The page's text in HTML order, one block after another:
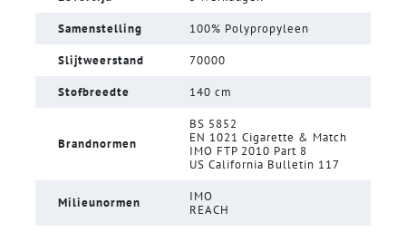
Samenstelling 100% Polypropyleen
Slijtweerstand 70000
Stofbreedte 140 cm
Brandnormen
BS 5852
EN 1021 Cigarette & Match
IMO FTP 2010 Part 8
US California Bulletin 117
Milieunormen
IMO
REACH